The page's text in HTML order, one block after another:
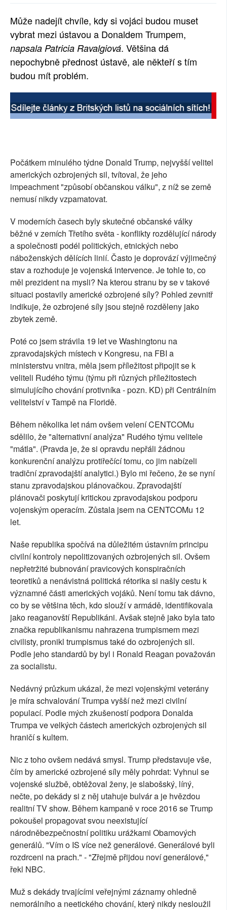
RUBRIKY
PLNÁ VERZE STRÁNEK
Může nadejít chvíle, kdy si vojáci budou muset
vybrat mezi ústavou a Donaldem Trumpem,
napsala Patricia Ravalgiová. Většina dá
nepochybně přednost ústavě, ale někteří s tím
budou mít problém.
Počátkem minulého týdne Donald Trump, nejvyšší velitel
amerických ozbrojených sil, tvítoval, že jeho
impeachment "způsobí občanskou válku", z níž se země
nemusí nikdy vzpamatovat.
V moderních časech byly skutečné občanské války
běžné v zemích Třetího světa - konflikty rozdělující národy
a společnosti podél politických, etnických nebo
náboženských dělících linií. Často je doprovází výjimečný
stav a rozhoduje je vojenská intervence. Je tohle to, co
měl prezident na mysli? Na kterou stranu by se v takové
situaci postavily americké ozbrojené síly? Pohled zevnitř
indikuje, že ozbrojené síly jsou stejně rozděleny jako
zbytek země.
Poté co jsem strávila 19 let ve Washingtonu na
zpravodajských místech v Kongresu, na FBI a
ministerstvu vnitra, měla jsem příležitost připojit se k
veliteli Rudého týmu (týmu při různých příležitostech
simulujícího chování protivníka - pozn. KD) při Centrálním
velitelství v Tampě na Floridě.
Během několika let nám ovšem velení CENTCOMu
sdělilo, že "alternativní analýza" Rudého týmu velitele
"mátla". (Pravda je, že si opravdu nepřáli žádnou
konkurenční analýzu protiřečící tomu, co jim nabízeli
tradiční zpravodajští analytici.) Bylo mi řečeno, že se nyní
stanu zpravodajskou plánovačkou. Zpravodajští
plánovači poskytují kritickou zpravodajskou podporu
vojenským operacím. Zůstala jsem na CENTCOMu 12
let.
Naše republika spočívá na důležitém ústavním principu
civilní kontroly nepolitizovaných ozbrojených sil. Ovšem
nepřetržité bubnování pravicových konspiračních
teoretiků a nenávistná politická rétorika si našly cestu k
významné části amerických vojáků. Není tomu tak dávno,
co by se většina těch, kdo slouží v armádě, identifikovala
jako reaganovští Republikáni. Avšak stejně jako byla tato
značka republikanismu nahrazena trumpismem mezi
civilisty, pronikl trumpismus také do ozbrojených sil.
Podle jeho standardů by byl i Ronald Reagan považován
za socialistu.
Nedávný průzkum ukázal, že mezi vojenskými veterány
je míra schvalování Trumpa vyšší než mezi civilní
populací. Podle mých zkušeností podpora Donalda
Trumpa ve velkých částech amerických ozbrojených sil
hraničí s kultem.
Nic z toho ovšem nedává smysl. Trump představuje vše,
čím by americké ozbrojené síly měly pohrdat: Vyhnul se
vojenské službě, obtěžoval ženy, je slabošský, líný,
nečte, po dekády si z něj utahuje bulvár a je hvězdou
realitní TV show. Během kampaně v roce 2016 se Trump
pokoušel propagovat svou neexistující
národněbezpečnostní politiku urážkami Obamových
generálů. "Vím o IS více než generálové. Generálové byli
rozdrceni na prach." - "Zřejmě přijdou noví generálové,"
řekl NBC.
Muž s dekády trvajícími veřejnými záznamy ohledně
nemorálního a neetického chování, který nikdy nesloužil